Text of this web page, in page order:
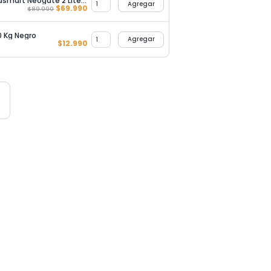
$89.990 $69.990 Agregar
Negro
$12.990 Agregar